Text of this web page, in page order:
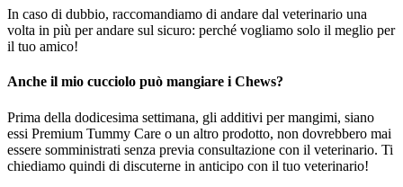
In caso di dubbio, raccomandiamo di andare dal veterinario una
volta in più per andare sul sicuro: perché vogliamo solo il meglio per
il tuo amico!
Anche il mio cucciolo può mangiare i Chews?
Prima della dodicesima settimana, gli additivi per mangimi, siano
essi Premium Tummy Care o un altro prodotto, non dovrebbero mai
essere somministrati senza previa consultazione con il veterinario. Ti
chiediamo quindi di discuterne in anticipo con il tuo veterinario!